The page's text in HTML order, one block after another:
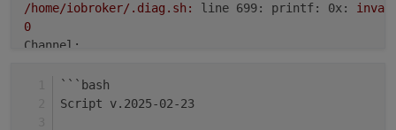
/home/iobroker/.diag.sh:
line 699: printf: 0x:
0
Channel:
Network Key:
grep: /opt/iobroker/iobroker-data/zigbee_0/
```bash
Script v.2025-02-23